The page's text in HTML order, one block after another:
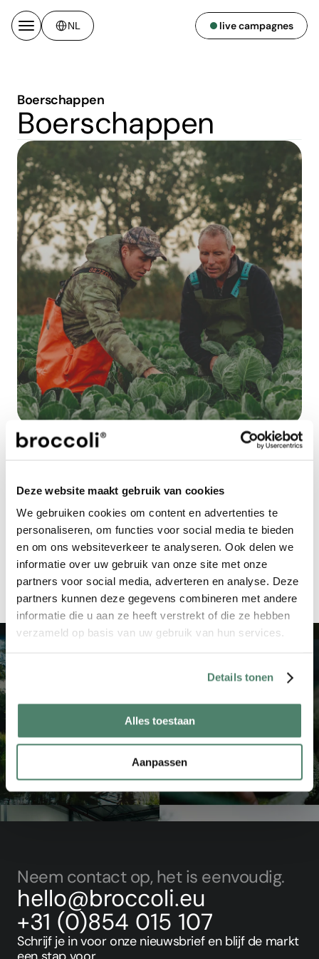
Deze website maakt gebruik van cookies
We gebruiken cookies om content en advertenties te
personaliseren, om functies voor social media te bieden
en om ons websiteverkeer te analyseren. Ook delen we
informatie over uw gebruik van onze site met onze
partners voor social media, adverteren en analyse. Deze
partners kunnen deze gegevens combineren met andere
informatie die u aan ze heeft verstrekt of die ze hebben
verzameld op basis van uw gebruik van hun services.
Details tonen
Alles toestaan
Aanpassen
Boerschappen
Boerschappen
Noot voor de redactie niet voor publicatie
Voor meer informatie, beeldmateriaal en/of aanvragen van
en impact samenbrengt, zodat je
investering goed doet én goed voelt.
Select Language
NL live campagnes
voor investeerders
Voor bedrijven
Neem contact op, het is eenvoudig.
hello@broccoli.eu
+31 (0)854 015 107
Schrijf je in voor onze nieuwsbrief en blijf de markt